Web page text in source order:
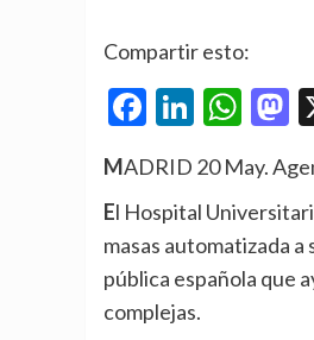
Compartir esto:
Facebook
MADRID 20 May.
El Hospital Universitario de La Paz ha incorporado por primera vez en España la espectrometría de
masas automatizada
pública española que
complejas.